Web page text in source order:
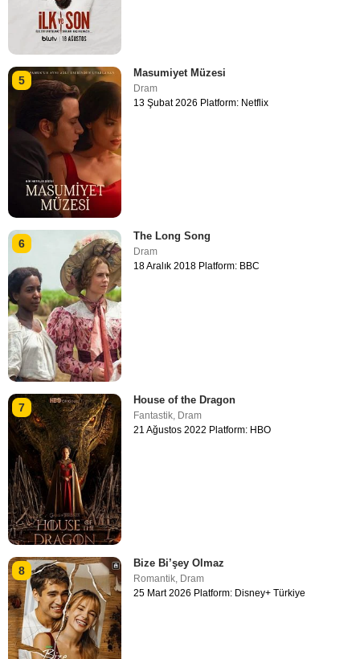
5
Masumiyet Müzesi
Dram
13 Şubat 2026 Platform: Netflix
6
The Long Song
Dram
18 Aralık 2018 Platform: BBC
7
House of the Dragon
Fantastik Dram
21 Ağustos 2022 Platform: HBO
8
Bize Bi’şey Olmaz
Romantik, Dram
25 Mart 2026 Platform: Disney+ Türkiye